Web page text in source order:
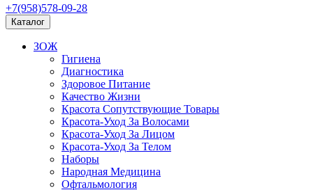
+7(958)578-09-28
Каталог
ЗОЖ
Гигиена
Диагностика
Здоровое Питание
Качество Жизни
Красота Сопутствующие Товары
Красота-Уход За Волосами
Красота-Уход За Лицом
Красота-Уход За Телом
Наборы
Народная Медицина
Офтальмология